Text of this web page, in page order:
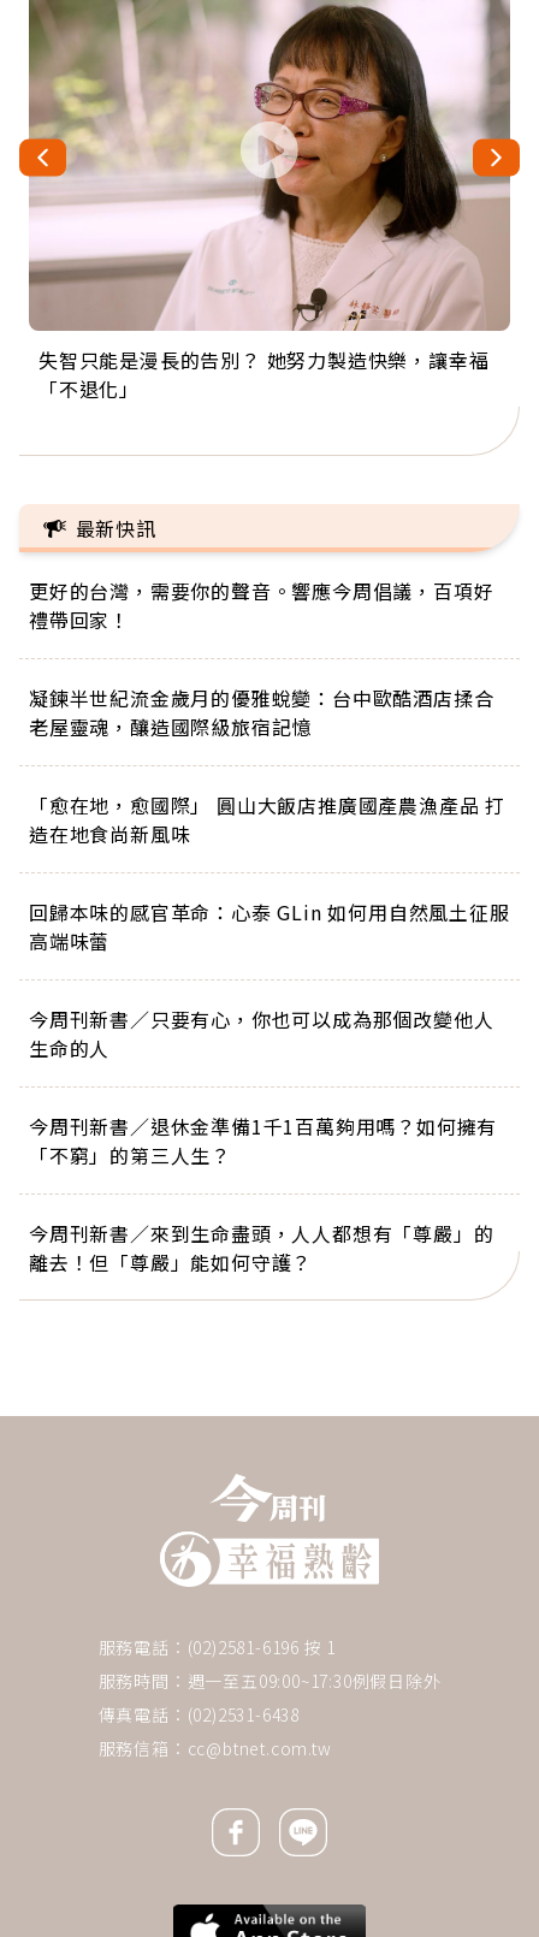
失智只能是漫長的告別？ 她努力製造快樂，讓幸福
「不退化」
來自剛果的巧克力神父 為台灣奉獻36年 「台灣是我
的家，我連作夢都講台語！」
63歲卸矽谷副總、搬回台灣找快樂！「蛋黃哥小
丑」走進安養院，逗樂上萬爺奶：退休後才開始真
104歲打破金氏世界紀錄 成為全球最年長羽球選
手，分享長壽的秘密原來是「這個」
事業巔峰他選擇追夢…黑手阿伯拉小提琴還登上小
巨蛋！連CNN都大讚！
最新快訊
更好的台灣，需要你的聲音。響應今周倡議，百項好
禮帶回家！
凝鍊半世紀流金歲月的優雅蛻變：台中歐酷酒店揉合
老屋靈魂，釀造國際級旅宿記憶
「愈在地，愈國際」 圓山大飯店推廣國產農漁產品 打
造在地食尚新風味
回歸本味的感官革命：心泰 GLin 如何用自然風土征服
高端味蕾
今周刊新書／只要有心，你也可以成為那個改變他人
生命的人
今周刊新書／退休金準備1千1百萬夠用嗎？如何擁有
「不窮」的第三人生？
今周刊新書／來到生命盡頭，人人都想有「尊嚴」的
離去！但「尊嚴」能如何守護？
服務電話：(02)2581-6196 按 1
服務時間：週一至五09:00~17:30例假日除外
傳真電話：(02)2531-6438
服務信箱： cc@btnet.com.tw
Facebook icon
Line icon